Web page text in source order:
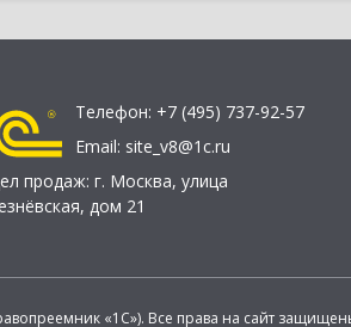
Телефон: +7 (495) 737-92-57
Email: site_v8@1c.ru
продаж: г. Москва, улица
дом 21
«1С»). Все права на сайт